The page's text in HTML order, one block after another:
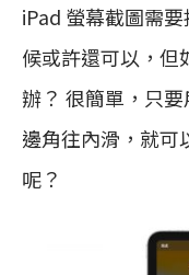
iPad 螢幕截圖需
候或許還可以，但
辦？ 很簡單，只
邊角往內滑，就可
呢？